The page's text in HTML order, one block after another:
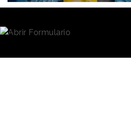
*Fe de errores: esta noticia se
como un elemento en el